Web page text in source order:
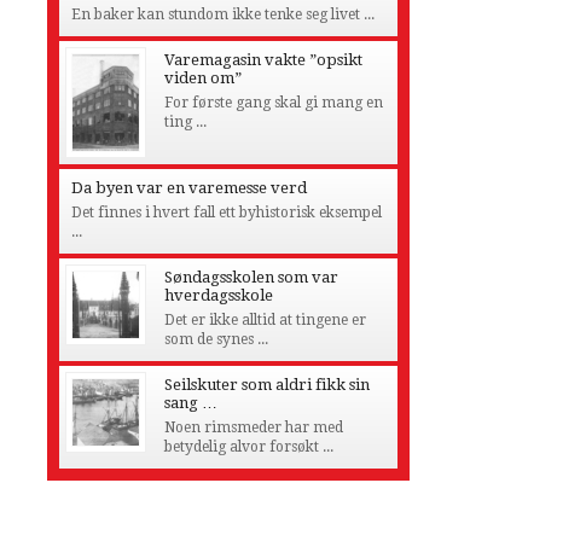
En baker kan stundom ikke tenke seg livet ...
Varemagasin vakte ”opsikt
viden om”
For første gang skal gi mang en
ting ...
Da byen var en varemesse verd
Det finnes i hvert fall ett byhistorisk eksempel
...
Søndagsskolen som var
hverdagsskole
Det er ikke alltid at tingene er
som de synes ...
Seilskuter som aldri fikk sin
sang …
Noen rimsmeder har med
betydelig alvor forsøkt ...